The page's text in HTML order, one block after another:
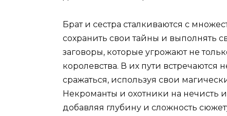
Брат и сестра сталкиваются с
сохранить свои тайны и выполнять
заговоры, которые угрожают не
королевства. В их пути
сражаться, используя свои
Некроманты и охотники на нечисть
добавляя глубину и сложность